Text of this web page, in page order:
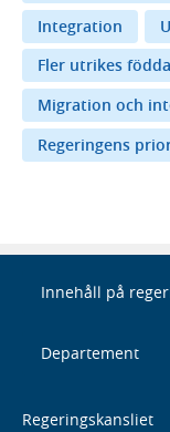
Integration
Fler utrikes
Migration och
Regeringens
Innehåll på
Departement
Regeringskansliet